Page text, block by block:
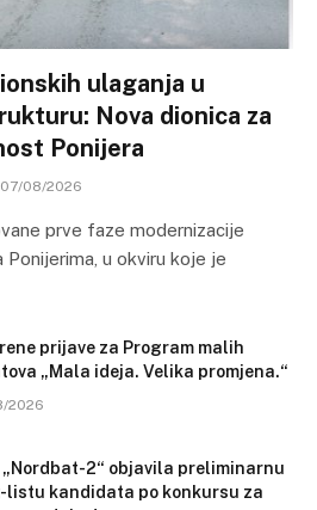
ulaganja u
Nova dionica za
Ponijera
07/08/2026
prve faze modernizacije
u okviru koje je
prijave za Program malih
„Mala ideja. Velika promjena.“
2026
„Nordbat-2“ objavila preliminarnu
listu kandidata po konkursu za